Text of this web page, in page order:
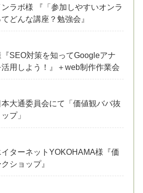
ラボ様 『「参加しやすいオンラ
どんな講座？勉強会』
SEO対策を知ってGoogleアナ
活用しよう！』＋web制作作業会
大通委員会にて「価値観ババ抜
プ」
ターネットYOKOHAMA様『価
ショップ』